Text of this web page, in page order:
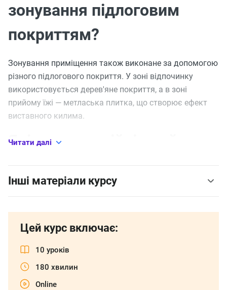
зонування підлоговим
покриттям?
Зонування приміщення також виконане за допомогою
різного підлогового покриття. У зоні відпочинку
використовується дерев'яне покриття, а в зоні
прийому їжі — метласька плитка, що створює ефект
виставного килима.
Які композиційні прийоми
інтер'єрі?
Використовується легка, невагома перегородка
замість важкої. Повторюваність елементів, таких як
композицію. Це поширений прийом для об'єднання
дизайну приміщення єдиним композиційним
Читати далі
Інші матеріали курсу
Цей курс включає:
10 уроків
180 хвилин
Online